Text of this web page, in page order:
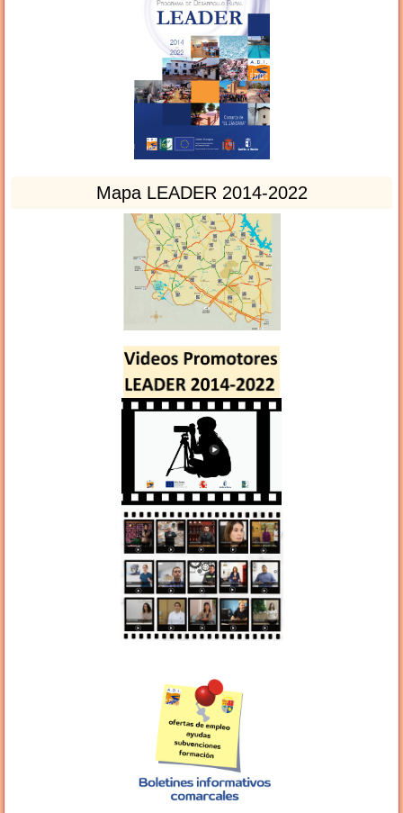
Mapa LEADER 2014-2022